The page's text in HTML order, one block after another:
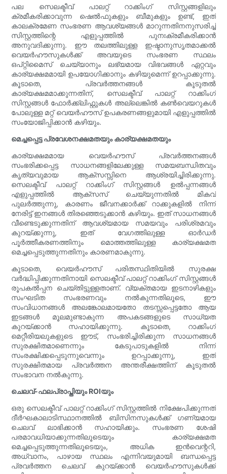
പല സെലക്ടീവ് പാലറ്റ് റാക്കിംഗ് സിസ്റ്റങ്ങളിലും
ക്രമീകരിക്കാവുന്ന ഷെൽഫുകളും ബീമുകളും ഉണ്ട്, ഇത്
കാലക്രമേണ സംഭരണ ആവശ്യങ്ങൾ മാറുന്നതിനനുസരിച്ച്
സിസ്റ്റത്തിന്റെ എളുപ്പത്തിൽ പുനഃക്രമീകരിക്കാൻ
അനുവദിക്കുന്നു. ഈ തലത്തിലുള്ള ഇഷ്ടാനുസൃതമാക്കൽ
വെയർഹൗസുകൾക്ക് അവയുടെ സംഭരണ സ്ഥലം
ഒപ്റ്റിമൈസ് ചെയ്യാനും ലഭ്യമായ വിഭവങ്ങൾ ഏറ്റവും
കാര്യക്ഷമമായി ഉപയോഗിക്കാനും കഴിയുമെന്ന് ഉറപ്പാക്കുന്നു.
കൂടാതെ, പ്രവർത്തനങ്ങൾ കൂടുതൽ
കാര്യക്ഷമമാക്കുന്നതിന്, സെലക്ടീവ് പാലറ്റ് റാക്കിംഗ്
സിസ്റ്റങ്ങൾ ഫോർക്ക്ലിഫ്റ്റുകൾ അല്ലെങ്കിൽ കൺവെയറുകൾ
പോലുള്ള മറ്റ് വെയർഹൗസ് ഉപകരണങ്ങളുമായി എളുപ്പത്തിൽ
സംയോജിപ്പിക്കാൻ കഴിയും.
മെച്ചപ്പെട്ട പ്രവേശനക്ഷമതയും കാര്യക്ഷമതയും
കാര്യക്ഷമമായ വെയർഹൗസ് പ്രവർത്തനങ്ങൾ
സംഭരിക്കപ്പെട്ട സാധനങ്ങളിലേക്കുള്ള സമയബന്ധിതവും
കൃത്യവുമായ ആക്‌സസ്സിനെ ആശ്രയിച്ചിരിക്കുന്നു.
സെലക്ടീവ് പാലറ്റ് റാക്കിംഗ് സിസ്റ്റങ്ങൾ ഉൽപ്പന്നങ്ങൾ
എളുപ്പത്തിൽ ആക്‌സസ് ചെയ്യുന്നതിൽ മികവ്
പുലർത്തുന്നു, കാരണം ജീവനക്കാർക്ക് റാക്കുകളിൽ നിന്ന്
നേരിട്ട് ഇനങ്ങൾ തിരഞ്ഞെടുക്കാൻ കഴിയും. ഇത് സാധനങ്ങൾ
വീണ്ടെടുക്കുന്നതിന് ആവശ്യമായ സമയവും പരിശ്രമവും
കുറയ്ക്കുന്നു, ഇത് വേഗത്തിലുള്ള ഓർഡർ
പൂർത്തീകരണത്തിനും മൊത്തത്തിലുള്ള കാര്യക്ഷമത
മെച്ചപ്പെടുത്തുന്നതിനും കാരണമാകുന്നു.
കൂടാതെ, വെയർഹൗസ് പരിതസ്ഥിതിയിൽ സുരക്ഷ
വർദ്ധിപ്പിക്കുന്നതിനായി സെലക്ടീവ് പാലറ്റ് റാക്കിംഗ് സിസ്റ്റങ്ങൾ
രൂപകൽപ്പന ചെയ്തിട്ടുള്ളതാണ്. വ്യക്തമായ ഇടനാഴികളും
സംഘടിത സംഭരണവും നൽകുന്നതിലൂടെ, ഈ
സംവിധാനങ്ങൾ അലങ്കോലമായതോ തടസ്സപ്പെട്ടതോ ആയ
ഇടങ്ങൾ മൂലമുണ്ടാകുന്ന അപകടങ്ങളുടെ സാധ്യത
കുറയ്ക്കാൻ സഹായിക്കുന്നു. കൂടാതെ, റാക്കിംഗ്
മെറ്റീരിയലുകളുടെ ഈട്, സംഭരിച്ചിരിക്കുന്ന സാധനങ്ങൾ
സുരക്ഷിതമാണെന്നും കേടുപാടുകളിൽ നിന്ന്
സംരക്ഷിക്കപ്പെടുന്നുവെന്നും ഉറപ്പാക്കുന്നു, ഇത്
സുരക്ഷിതമായ പ്രവർത്തന അന്തരീക്ഷത്തിന് കൂടുതൽ
സംഭാവന നൽകുന്നു.
ചെലവ്-ഫലപ്രാപ്തിയും ROIയും
ഒരു സെലക്ടീവ് പാലറ്റ് റാക്കിംഗ് സിസ്റ്റത്തിൽ നിക്ഷേപിക്കുന്നത്
ദീർഘകാലാടിസ്ഥാനത്തിൽ ബിസിനസുകൾക്ക് ഗണ്യമായ
ചെലവ് ലാഭിക്കാൻ സഹായിക്കും. സംഭരണ ശേഷി
പരമാവധിയാക്കുന്നതിലൂടെയും കാര്യക്ഷമത
മെച്ചപ്പെടുത്തുന്നതിലൂടെയും, അധിക ഇൻവെന്ററി,
അധ്വാനം, പാഴായ സ്ഥലം എന്നിവയുമായി ബന്ധപ്പെട്ട
പ്രവർത്തന ചെലവ് കുറയ്ക്കാൻ വെയർഹൗസുകൾക്ക്